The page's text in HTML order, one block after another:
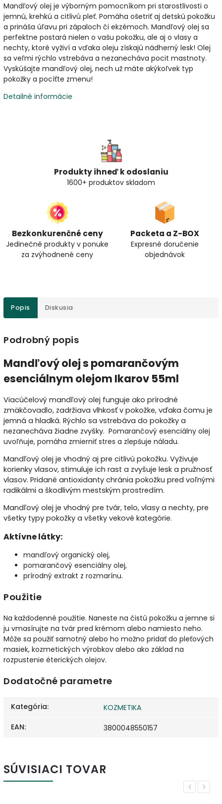
Mandľový olej je výborným pomocníkom pri starostlivosti o
jemnú, krehkú a citlivú pleť. Pomáha ošetriť aj detskú pokožku
a prináša úľavu pri zápaloch či ekzémoch. Mandľový olej sa
perfektne postará nielen o vašu pokožku, ale aj o vlasy a
nechty, ktoré vyživí a vďaka oleju získajú nádherný lesk! Olej
sa veľmi rýchlo vstrebáva a nezanecháva pocit mastnoty.
Vyskúšajte mandľový olej, nech už máte akýkoľvek typ
pokožky a pocíťte zmenu!
Detailné informácie
Produkty ihneď k odoslaniu
1600+ produktov skladom
Bezkonkurenčné ceny
Jedinečné produkty v ponuke
za zvýhodnené ceny
Packeta a Z-BOX
Expresné doručenie
objednávok
Popis Diskusia
Podrobný popis
Mandľový olej s pomarančovým
esenciálnym olejom Ikarov 55ml
Viacúčelový mandľový olej funguje ako prírodné
zmäkčovadlo, zadržiava vlhkosť v pokožke, vďaka čomu je
jemná a hladká. Rýchlo sa vstrebáva do pokožky a
nezanecháva žiadne zvyšky. Pomarančový esenciálny olej
uvoľňuje, pomáha zmierniť stres a zlepšuje náladu.
Mandľový olej je vhodný aj pre citlivú pokožku. Vyživuje
korienky vlasov, stimuluje ich rast a zvyšuje lesk a pružnosť
vlasov. Pridané antioxidanty chránia pokožku pred voľnými
radikálmi a škodlivým mestským prostredím.
Mandľový olej je vhodný pre tvár, telo, vlasy a nechty, pre
všetky typy pokožky a všetky vekové kategórie.
Aktívne látky:
mandľový organický olej,
pomarančový esenciálny olej,
prírodný extrakt z rozmarínu.
Použitie
Na každodenné použitie. Naneste na čistú pokožku a jemne si
ju vmasírujte na tvár pred krémom alebo namiesto neho.
Môže sa použiť samotný alebo ho možno pridať do pleťových
masiek, kozmetických výrobkov alebo ako základ na
rozpustenie éterických olejov.
Dodatočné parametre
Kategória:
KOZMETIKA
EAN: 3800048550157
SÚVISIACI TOVAR
Previous
Next